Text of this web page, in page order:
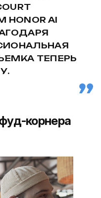
AI
ТЕПЕРЬ
корнера